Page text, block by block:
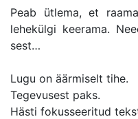
Peab ütlema, et
lehekülgi keerama.
sest…
Lugu on äärmiselt tihe.
Tegevusest paks.
Hästi fokusseeritud